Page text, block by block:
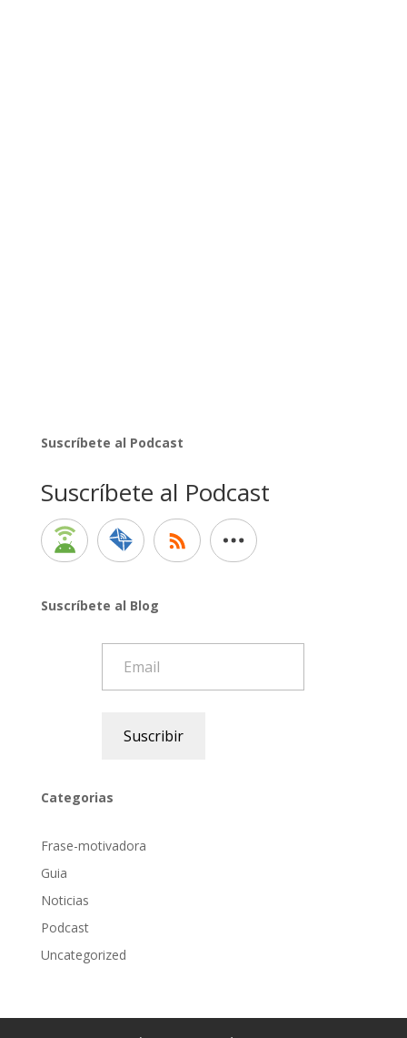
Suscríbete al Podcast
Suscríbete al Podcast
Suscríbete al Blog
Suscribir
Categorias
Frase-motivadora
Guia
Noticias
Podcast
Uncategorized